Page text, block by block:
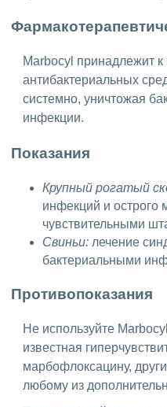
Marbocyl принадлежит
антибактериальных
системно, уничтожая
инфекции.
Показания
Крупный рогатый
инфекций и острого
чувствительными
Свиньи: лечение
бактериальными
Противопоказания
Не используйте
известная
марбофлоксацину,
любому из